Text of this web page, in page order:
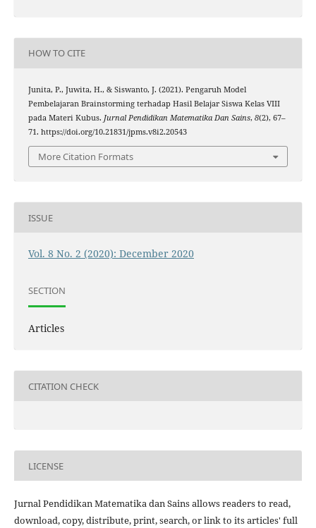
HOW TO CITE
Junita, P., Juwita, H., & Siswanto, J. (2021). Pengaruh Model
Pembelajaran Brainstorming terhadap Hasil Belajar Siswa Kelas VIII
pada Materi Kubus. Jurnal Pendidikan Matematika Dan Sains, 8(2), 67–
71. https://doi.org/10.21831/jpms.v8i2.20543
More Citation Formats
ISSUE
Vol. 8 No. 2 (2020): December 2020
SECTION
Articles
CITATION CHECK
LICENSE
Jurnal Pendidikan Matematika dan Sains allows readers to read,
download, copy, distribute, print, search, or link to its articles' full